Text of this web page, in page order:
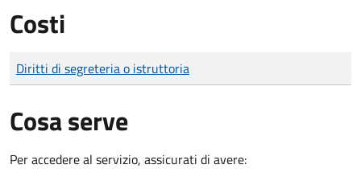
Costi
Tipo di pagamento
Importo
Diritti di segreteria o istruttoria
Cosa serve
Per accedere al servizio, assicurati di avere: